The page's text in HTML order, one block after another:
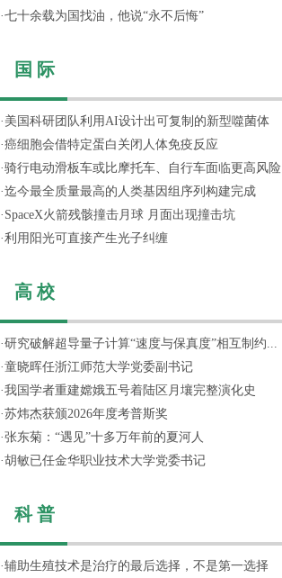
·七十余载为国找油，他说“永不后悔”
国 际
· 美国科研团队利用AI设计出可复制的新型噬菌体
·癌细胞会借特定蛋白关闭人体免疫反应
·骑行电动滑板车或比摩托车、自行车面临更高风险
·迄今最全质量最高的人类基因组序列构建完成
· SpaceX火箭残骸撞击月球 月面出现撞击坑
·利用阳光可直接产生光子纠缠
高 校
·研究破解超导量子计算“速度与保真度”相互制约...
·童晓晖任浙江师范大学党委副书记
·我国学者重建嫦娥五号着陆区月壤完整演化史
·苏炜杰获颁2026年度考普斯奖
·张东菊：“遇见”十多万年前的夏河人
·胡敏已任金华职业技术大学党委书记
科 普
·辅助生殖技术是治疗的最后选择，不是第一选择